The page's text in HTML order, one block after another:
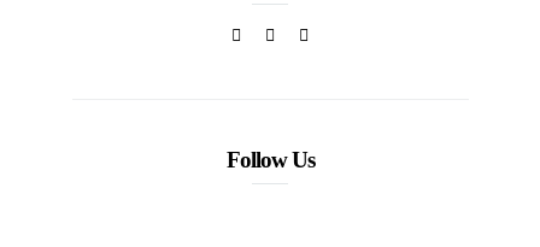
Follow Us